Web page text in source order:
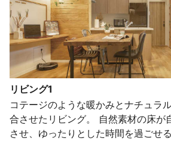
リビング1
コテージのような暖かみとナチュラ
合させたリビング。 自然素材の床が
させ、ゆったりとした時間を過ごせ